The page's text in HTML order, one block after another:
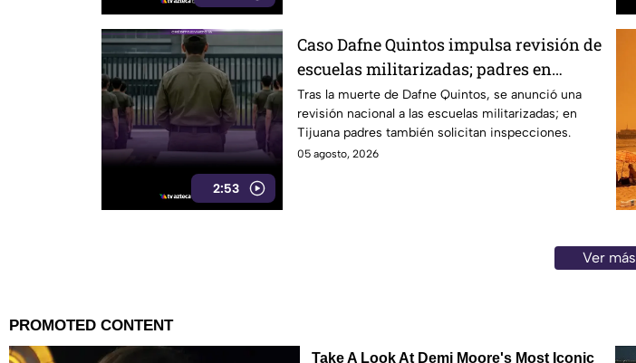
2:53
Caso Dafne Quintos impulsa revisión de
escuelas militarizadas; padres en
Tijuana exigen supervisión
Tras la muerte de Dafne Quintos, se anunció una
revisión nacional a las escuelas militarizadas; en
Tijuana padres también solicitan inspecciones.
05 agosto, 2026
Ver más